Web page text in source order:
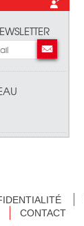
CONTACT